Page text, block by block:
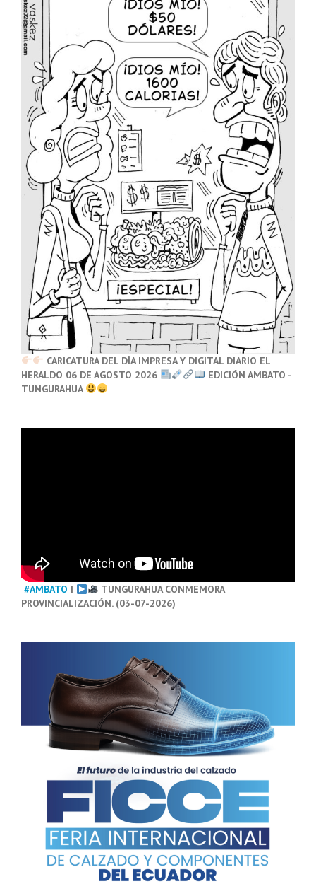
CARICATURA DEL DÍA IMPRESA Y DIGITAL DIARIO EL
HERALDO 06 DE AGOSTO 2026
EDICIÓN AMBATO -
TUNGURAHUA
#AMBATO |
TUNGURAHUA CONMEMORA
PROVINCIALIZACIÓN. (03-07-2026)